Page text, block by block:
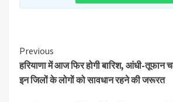
Previous
हरियाणा में आज फिर होगी बारिश, आंधी-तूफान
इन जिलों के लोगों को सावधान रहने की जरूरत